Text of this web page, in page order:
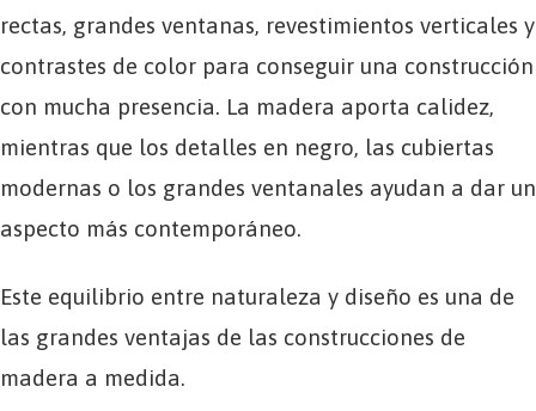
rectas, grandes ventanas, revestimientos verticales y
contrastes de color para conseguir una construcción
con mucha presencia. La madera aporta calidez,
mientras que los detalles en negro, las cubiertas
modernas o los grandes ventanales ayudan a dar un
aspecto más contemporáneo.
Este equilibrio entre naturaleza y diseño es una de
las grandes ventajas de las construcciones de
madera a medida.